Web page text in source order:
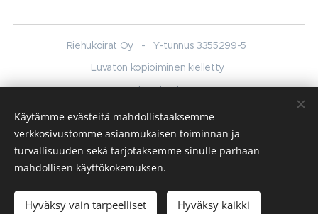
Lisää ostoskoriin
Riehukoirat Oy - Y-tunnus 3355299-5
Luvaton kopioiminen kielletty
Evästeet
Kielet
English
Suomi
Käytämme evästeitä mahdollistaaksemme
verkkosivustomme asianmukaisen toiminnan ja
turvallisuuden sekä tarjotaksemme sinulle parhaan
mahdollisen käyttökokemuksen.
Hyväksy vain tarpeelliset Hyväksy kaikki